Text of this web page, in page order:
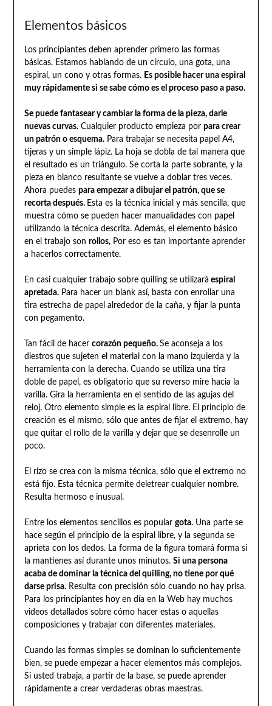
Elementos básicos
Los principiantes deben aprender primero las formas
básicas. Estamos hablando de un círculo, una gota, una
espiral, un cono y otras formas. Es posible hacer una espiral
muy rápidamente si se sabe cómo es el proceso paso a paso.
Se puede fantasear y cambiar la forma de la pieza, darle
nuevas curvas.Cualquier producto empieza por para crear
un patrón o esquema.Para trabajar se necesita papel A4,
tijeras y un simple lápiz. La hoja se dobla de tal manera que
el resultado es un triángulo. Se corta la parte sobrante, y la
pieza en blanco resultante se vuelve a doblar tres veces.
Ahora puedes para empezar a dibujar el patrón, que se
recorta después. Esta es la técnica inicial y más sencilla, que
muestra cómo se pueden hacer manualidades con papel
utilizando la técnica descrita. Además, el elemento básico
en el trabajo son rollos,Por eso es tan importante aprender
a hacerlos correctamente.
En casi cualquier trabajo sobre quilling se utilizará espiral
apretada.Para hacer un blank así, basta con enrollar una
tira estrecha de papel alrededor de la caña, y fijar la punta
con pegamento.
Tan fácil de hacer corazón pequeño. Se aconseja a los
diestros que sujeten el material con la mano izquierda y la
herramienta con la derecha. Cuando se utiliza una tira
doble de papel, es obligatorio que su reverso mire hacia la
varilla. Gira la herramienta en el sentido de las agujas del
reloj. Otro elemento simple es la espiral libre. El principio de
creación es el mismo, sólo que antes de fijar el extremo, hay
que quitar el rollo de la varilla y dejar que se desenrolle un
poco.
El rizo se crea con la misma técnica, sólo que el extremo no
está fijo. Esta técnica permite deletrear cualquier nombre.
Resulta hermoso e inusual.
Entre los elementos sencillos es popular gota.Una parte se
hace según el principio de la espiral libre, y la segunda se
aprieta con los dedos. La forma de la figura tomará forma si
la mantienes así durante unos minutos. Si una persona
acaba de dominar la técnica del quilling, no tiene por qué
darse prisa.Resulta con precisión sólo cuando no hay prisa.
Para los principiantes hoy en día en la Web hay muchos
videos detallados sobre cómo hacer estas o aquellas
composiciones y trabajar con diferentes materiales.
Cuando las formas simples se dominan lo suficientemente
bien, se puede empezar a hacer elementos más complejos.
Si usted trabaja, a partir de la base, se puede aprender
rápidamente a crear verdaderas obras maestras.